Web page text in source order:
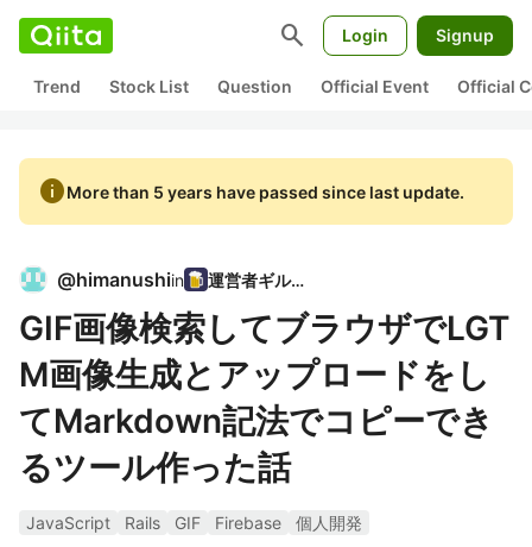
search Login Signup
Trend Stock List Question Official Event Official
infoMore than 5 years have passed since last update.
@himanushiin 運営者ギルド
GIF画像検索してブラウザでLGT
M画像生成とアップロードをし
てMarkdown記法でコピーでき
るツール作った話
JavaScript Rails GIF Firebase
個人開発